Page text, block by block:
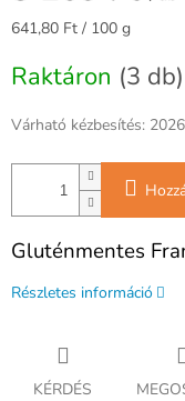
Egységár:
641,80 Ft / 100 g
Raktáron (3 db)
Várható kézbesítés:
Gluténmentes
Részletes információ
KÉRDÉS